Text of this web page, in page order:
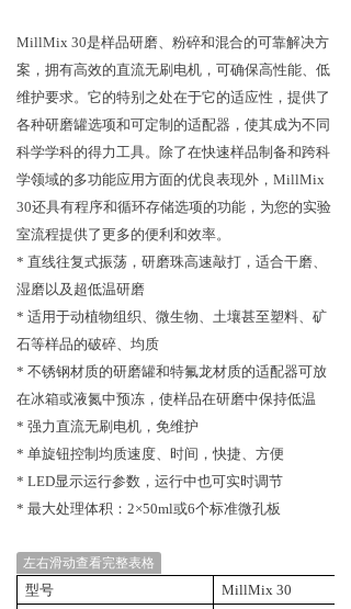
MillMix 30是样品研磨、粉碎和混合的可靠解决方
案，拥有高效的直流无刷电机，可确保高性能、 低
维护要求。它的特别 之处在于它的适应性，提供了
各种研磨罐选项和可定制的适配器，使其成为不同
科学学科的得力工具。除了在快速样品制备和跨科
学领域的多功能应用方面的优良表现外，MillMix
30还具有程序和循环存储选项的功能 ，为您的实验
室流程提供了更多的便利和效率。
* 直线往复式振荡，研磨珠高速敲打，适合干磨、
湿磨以及超低温研磨
* 适用于动植物组织、微生物、土壤甚至塑料、矿
石等样品的破碎、均质
* 不锈钢材质的研磨罐和特氟龙材质的适配器可放
在冰箱或液氮中预冻，使样品在研磨中保持低温
* 强力直流无刷电机，免维护
* 单旋钮控制均质速度、时间，快捷、方便
* LED显示运行参数，运行中也可实时调节
* 最大处理体积：2×50ml或6个标准微孔板
左右滑动查看完整表格
型号
MillMix 30